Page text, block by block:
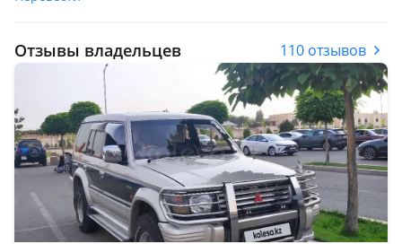
Отзывы владельцев 110 отзывов